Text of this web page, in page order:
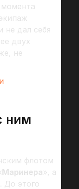
не дал себя
двух
не
ним
флотом
Маринера», а
До этого